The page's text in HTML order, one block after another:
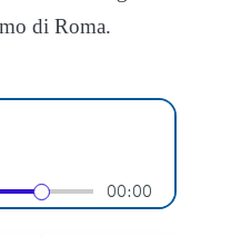
di Roma.